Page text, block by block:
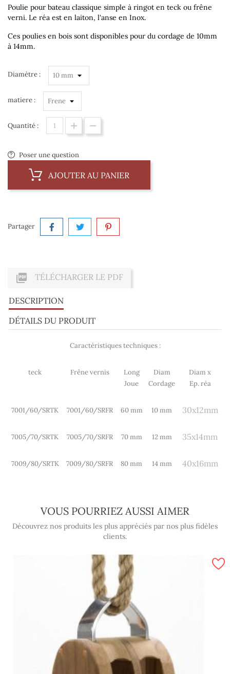
Poulie pour bateau classique simple à ringot en teck ou frêne
verni. Le réa est en laiton, l'anse en Inox.
Ces poulies en bois sont disponibles pour du cordage de 10mm
à 14mm.
Diamètre :
matiere :
Quantité :
Poser une question
AJOUTER AU PANIER
Partager
 TÉLÉCHARGER LE PDF
DESCRIPTION
DÉTAILS DU PRODUIT
Caractéristiques techniques :
teck Frêne vernis
Long
Joue
Diam
Cordage
Diam x
Ep. réa
7001/60/SRTK 7001/60/SRFR 60 mm 10 mm 30x12mm
7005/70/SRTK 7005/70/SRFR 70 mm 12 mm 35x14mm
7009/80/SRTK 7009/80/SRFR 80 mm 14 mm 40x16mm
VOUS POURRIEZ AUSSI AIMER
Découvrez nos produits les plus appréciés par nos plus fidèles
clients.